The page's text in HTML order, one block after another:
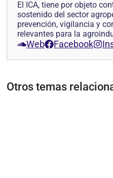
El ICA, tiene por objeto
sostenido del sector
prevención, vigilancia y
relevantes para la
Web Facebook
Otros temas